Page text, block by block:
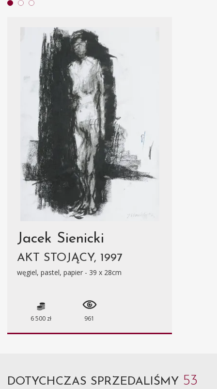
Jacek Sienicki
AKT STOJĄCY, 1997
węgiel, pastel, papier - 39 x 28cm
6 500 zł 961
DOTYCHCZAS SPRZEDALIŚMY 53